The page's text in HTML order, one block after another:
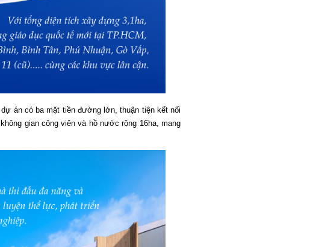
án có ba mặt tiền đường lớn, thuận tiện kết nối
gian công viên và hồ nước rộng 16ha, mang